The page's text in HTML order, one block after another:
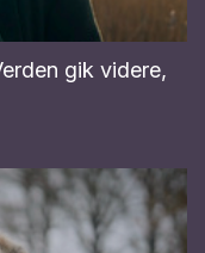
gik videre,